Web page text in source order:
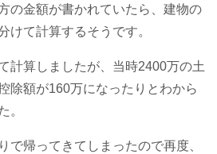
の金額が書かれていたら、建物の
けて計算するそうです。
計算しましたが、当時2400万の土
除額が160万になったりとわから
。
で帰ってきてしまったので再度、